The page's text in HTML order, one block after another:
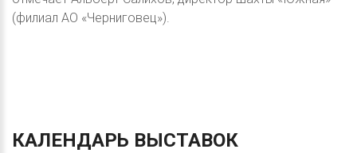
(филиал АО «Черниговец»).
КАЛЕНДАРЬ ВЫСТАВОК